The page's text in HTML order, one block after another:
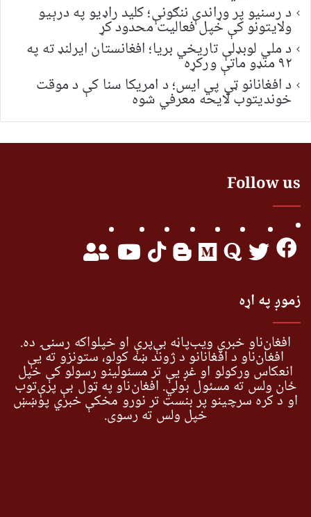
د رسنیو پر وړاندې ننګونې؛ کلید راډیو په درېیو
ولایتونو کې خپل فعالیت محدود کړ
د ملي لوبډلې تاریخي بریا؛ افغانستان ایرلنډ ته په
۹۲ منډو ماتې ورکړه
د افغانانو ټي پي ایس؛ د امریکا سنا کې د موقت
خونديتوب لایحه معرفي شوه
Follow us
زموږ په اړه
افغان‌ناو خبري ویب‌پاڼه بې‌پرې او خپلواکه رسنۍ ده.
افغان‌ناو د افغانانو د ژوند ښه کولو، ستونزو ته یې
انعکاس ورکولو او غږ یې تر مسئولینو رسولو کې خپل
ځان ولس ته مسئول بولي. افغان‌ناو په ټول بې پرې‌توب
او د کره سرچینو پر بنسټ تر نورو مخکې خبري پوښښ
خپل ولس ته رسوي.